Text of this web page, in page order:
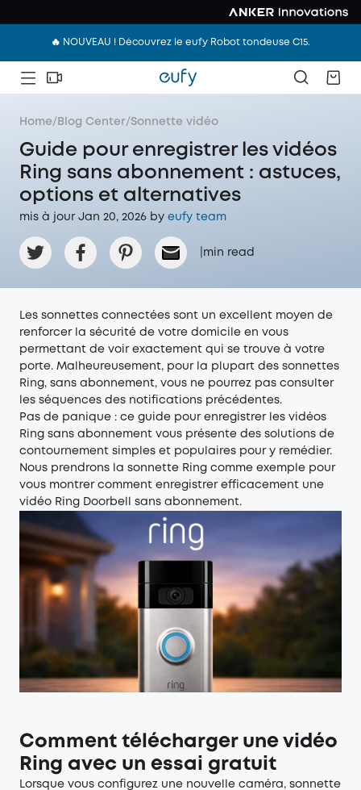
🔥 NOUVEAU ! Découvrez le eufy Robot tondeuse C15.
Home/ Blog Center/Sonnette vidéo
Guide pour enregistrer les vidéos
Ring sans abonnement : astuces,
options et alternatives
mis à jour Jan 20, 2026 by eufy team
min read
Les sonnettes connectées sont un excellent moyen de
renforcer la sécurité de votre domicile en vous
permettant de voir exactement qui se trouve à votre
porte. Malheureusement, pour la plupart des sonnettes
Ring, sans abonnement, vous ne pourrez pas consulter
les séquences des notifications précédentes.
Pas de panique : ce guide pour enregistrer les vidéos
Ring sans abonnement vous présente des solutions de
contournement simples et populaires pour y remédier.
Nous prendrons la sonnette Ring comme exemple pour
vous montrer comment enregistrer efficacement une
vidéo Ring Doorbell sans abonnement.
Comment télécharger une vidéo
Ring avec un essai gratuit
Lorsque vous configurez une nouvelle caméra, sonnette